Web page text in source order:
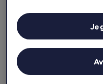
Motta rabatter på
Hold
Få tilgang til